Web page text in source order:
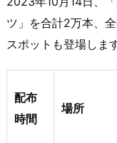
ツ」を合計2万本、
スポットも登場します
配布
時間
場所